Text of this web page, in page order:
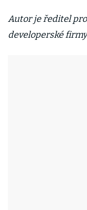
Autor je ředitel
developerské